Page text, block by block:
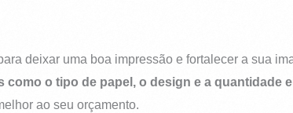
deixar uma boa impressão e fortalecer a sua
o tipo de papel, o design e a quantidade
ao seu orçamento.